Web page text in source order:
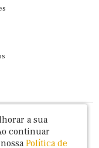
0001-86
/ SP - CEP 03016-030
a sua
continuar
Política de